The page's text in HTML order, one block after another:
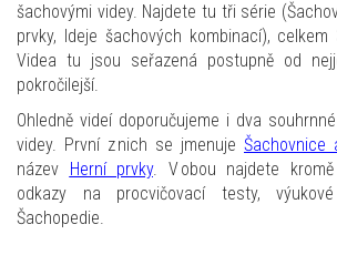
šachovými videy. Najdete tu tři série
prvky, Ideje šachových kombinací),
Videa tu jsou seřazená postupně od
pokročilejší.
Ohledně videí doporučujeme i dva
videy. První z nich se jmenuje Šachovnice
název Herní prvky. V obou najdete
odkazy na procvičovací testy,
Šachopedie.